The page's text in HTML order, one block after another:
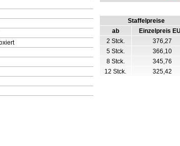
Staffelpreise
ab
Einzelpreis
2 Stck.
376,27
5 Stck.
366,10
8 Stck.
345,76
12 Stck.
325,42